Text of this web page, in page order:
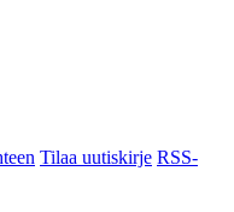
Tilaa uutiskirje RSS-